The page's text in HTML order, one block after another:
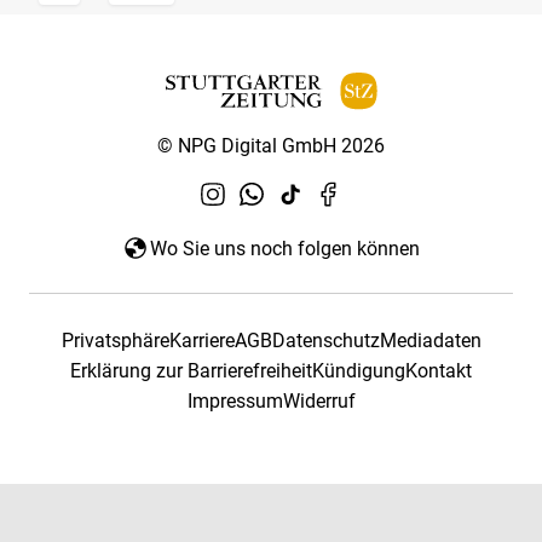
© NPG Digital GmbH 2026
Wo Sie uns noch folgen können
PrivatsphäreKarriereAGBDatenschutzMediadaten
Erklärung zur BarrierefreiheitKündigungKontakt
ImpressumWiderruf